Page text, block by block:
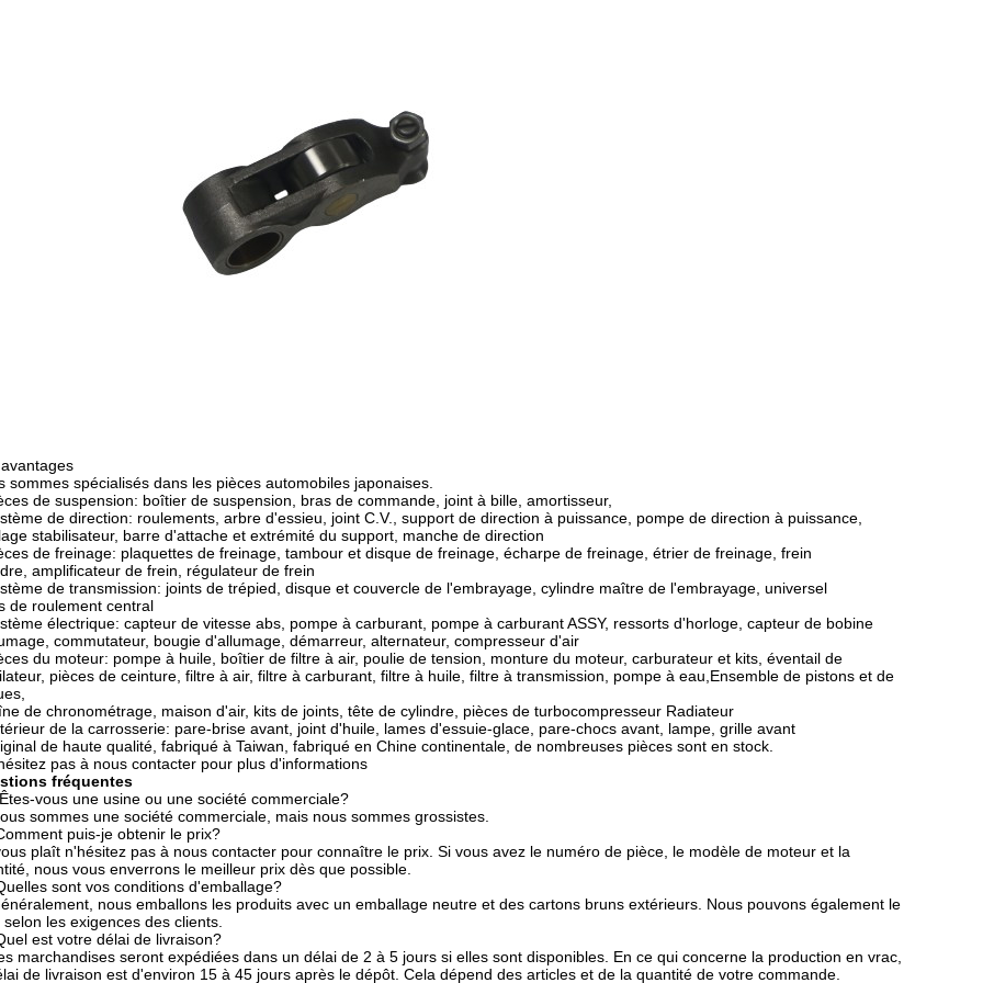
sommes spécialisés dans les pièces automobiles japonaises.
de suspension: boîtier de suspension, bras de commande, joint à bille, amortisseur,
de direction: roulements, arbre d'essieu, joint C.V., support de direction à puissance, pompe de direction à puissance,
stabilisateur, barre d'attache et extrémité du support, manche de direction
de freinage: plaquettes de freinage, tambour et disque de freinage, écharpe de freinage, étrier de freinage, frein
amplificateur de frein, régulateur de frein
de transmission: joints de trépied, disque et couvercle de l'embrayage, cylindre maître de l'embrayage, universel
de roulement central
électrique: capteur de vitesse abs, pompe à carburant, pompe à carburant ASSY, ressorts d'horloge, capteur de bobine
commutateur, bougie d'allumage, démarreur, alternateur, compresseur d'air
du moteur: pompe à huile, boîtier de filtre à air, poulie de tension, monture du moteur, carburateur et kits, éventail de
pièces de ceinture, filtre à air, filtre à carburant, filtre à huile, filtre à transmission, pompe à eau,Ensemble de pistons et de
de chronométrage, maison d'air, kits de joints, tête de cylindre, pièces de turbocompresseur Radiateur
de la carrosserie: pare-brise avant, joint d'huile, lames d'essuie-glace, pare-chocs avant, lampe, grille avant
de haute qualité, fabriqué à Taiwan, fabriqué en Chine continentale, de nombreuses pièces sont en stock.
pas à nous contacter pour plus d'informations
fréquentes
vous une usine ou une société commerciale?
sommes une société commerciale, mais nous sommes grossistes.
puis-je obtenir le prix?
plaît n'hésitez pas à nous contacter pour connaître le prix. Si vous avez le numéro de pièce, le modèle de moteur et la
nous vous enverrons le meilleur prix dès que possible.
sont vos conditions d'emballage?
nous emballons les produits avec un emballage neutre et des cartons bruns extérieurs. Nous pouvons également le
selon les exigences des clients.
est votre délai de livraison?
marchandises seront expédiées dans un délai de 2 à 5 jours si elles sont disponibles. En ce qui concerne la production en vrac,
de livraison est d'environ 15 à 45 jours après le dépôt. Cela dépend des articles et de la quantité de votre commande.